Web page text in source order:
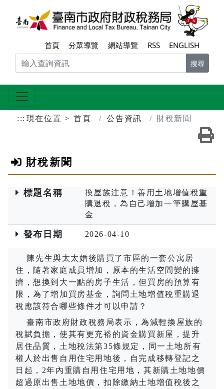
跳到主要內容區塊
首頁 分眾導覽 網站導覽 RSS ENGLISH
搜尋
::: 現在位置 首頁 公告資訊
財稅新聞
財稅新聞
標題名稱
換屋族注意！善用土地增值稅重
購退稅，為自己增加一筆購屋基
金
發布日期 2026-04-10
陳先生與太太婚後購買了市區的一套公寓居
住，隨著家庭成員增加，原本的生活空間變的擁
擠，想換到大一點的房子生活，但買房的預算有
限，為了增加買房基金，詢問土地增值稅重購退
稅應該符合哪些條件才可以申請？
臺南市政府財政稅務局表示，為減輕換屋族的
稅賦負擔，使其有更充裕的資金購買新屋，提升
居住品質，土地稅法第35條規定，同一土地所有
權人於出售自用住宅用地後，自完成移轉登記之
日起， 2年內重購自用住宅用地，其新購土地地價
超過原出售土地地價，扣除繳納土地增值稅後之